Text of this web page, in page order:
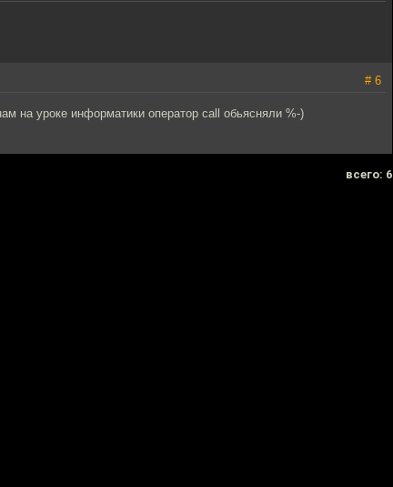
# 6
на уроке информатики оператор call обьясняли %-)
всего: 6